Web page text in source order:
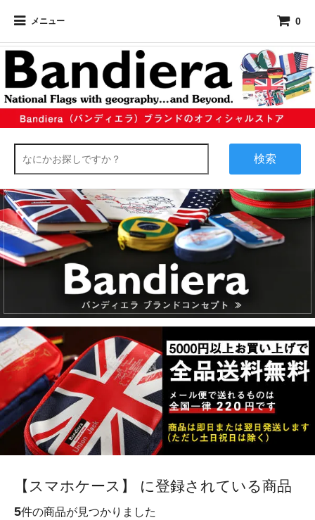
メニュー 0
検索
【スマホケース】 に登録されている商品
5件の商品が見つかりました